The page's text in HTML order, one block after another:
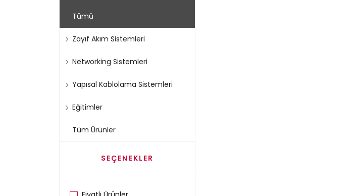
Tümü
Zayıf Akım Sistemleri
Networking Sistemleri
Yapısal Kablolama Sistemleri
Eğitimler
Tüm Ürünler
SEÇENEKLER